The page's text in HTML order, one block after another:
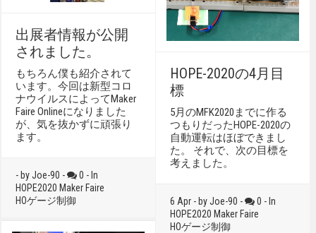
出展者情報が公開
されました。
もちろん僕も紹介されて
います。今回は新型コロ
ナウイルスによってMaker
Faire Onlineになりました
が、気を抜かずに頑張り
ます。
- by Joe-90 -
0 - In
HOPE2020 Maker Faire
HOゲージ制御
HOPE-2020の4月目
標
5月のMFK2020までに作る
つもりだったHOPE-2020の
自動運転はほぼできまし
た。 それで、次の目標を
考えました。
6 Apr - by Joe-90 -
0 - In
HOPE2020 Maker Faire
HOゲージ制御